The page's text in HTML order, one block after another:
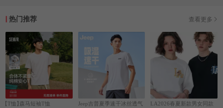
热门推荐 查看更多
【T恤】森马短袖T恤
Jeep吉普夏季速干冰丝透气
LA2026春夏新款男女同款